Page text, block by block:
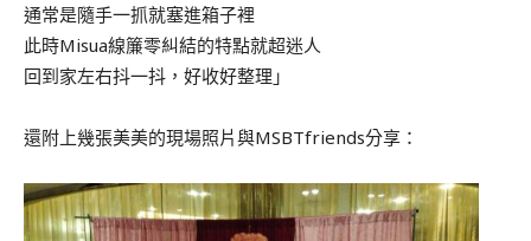
通常是隨手一抓就塞進箱子裡
此時Misua線簾零糾結的特點就超迷人
回到家左右抖一抖，好收好整理」
還附上幾張美美的現場照片與MSBTfriends分享：